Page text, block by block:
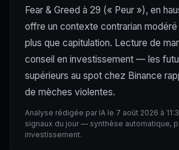
Fear & Greed à 29 (« Peur »), en
offre un contexte contrarian
plus que capitulation. Lecture de
conseil en investissement — les
supérieurs au spot chez Binance
de mèches violentes.
Analyse rédigée par IA le 7 août 2026 à
signaux du jour — synthèse automatique,
investissement.